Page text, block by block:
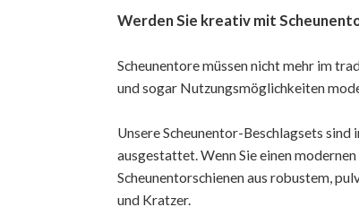
Werden Sie kreativ mit
Scheunentore müssen nicht mehr im
und sogar Nutzungsmöglichkeiten
Unsere Scheunentor-Beschlagsets sind
ausgestattet. Wenn Sie einen
Scheunentorschienen aus robustem,
und Kratzer.